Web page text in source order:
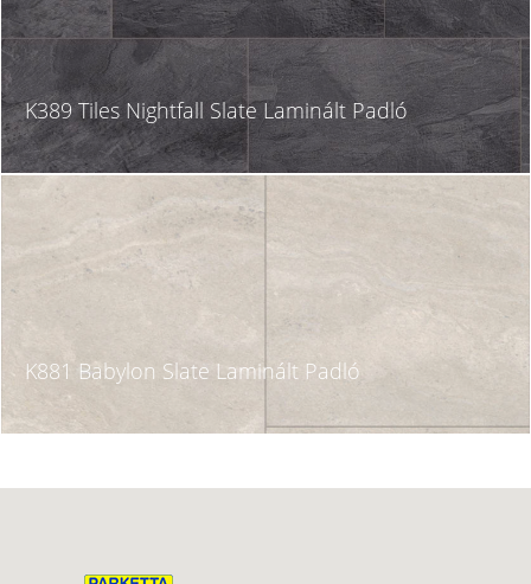
K389 Tiles Nightfall Slate Laminált Padló
K881 Babylon Slate Laminált Padló